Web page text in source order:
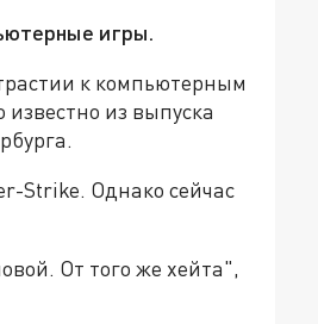
игры.
к компьютерным
из выпуска
Strike. Однако сейчас
От того же хейта",